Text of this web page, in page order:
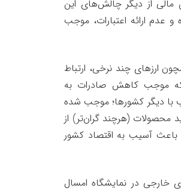
مالی از دیگر چالش‌های این
ارائه اعتبارات، موجب
ارزهای چند نرخی، ارتباط
که موجب کاهش صادرات به
با دیگر کشورها؛ موجب شده
محصولات (هرچند گران‌تر) از
باعث آسیب به اقتصاد کشور
خارجی در نمایشگاه امسال